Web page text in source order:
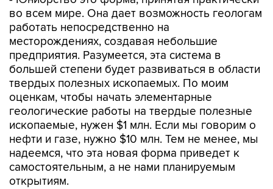
во всем мире. Она дает возможность геологам
работать непосредственно на
месторождениях, создавая небольшие
предприятия. Разумеется, эта система в
большей степени будет развиваться в области
твердых полезных ископаемых. По моим
оценкам, чтобы начать элементарные
геологические работы на твердые полезные
ископаемые, нужен $1 млн. Если мы говорим о
нефти и газе, нужно $10 млн. Тем не менее, мы
надеемся, что эта новая форма приведет к
самостоятельным, а не нами планируемым
открытиям.